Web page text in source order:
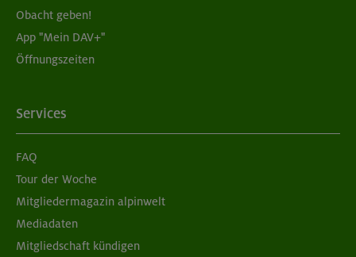
Obacht geben!
App "Mein DAV+"
Öffnungszeiten
Services
FAQ
Tour der Woche
Mitgliedermagazin alpinwelt
Mediadaten
Mitgliedschaft kündigen